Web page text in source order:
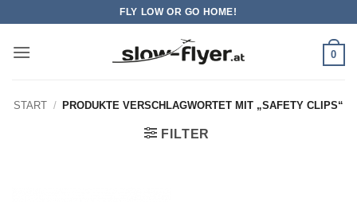
springen
FLY LOW OR GO HOME!
0
START / PRODUKTE VERSCHLAGWORTET MIT „SAFETY CLIPS“
FILTER